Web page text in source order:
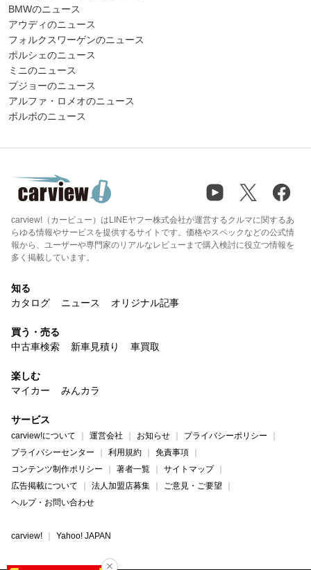
BMWのニュース
アウディのニュース
フォルクスワーゲンのニュース
ポルシェのニュース
ミニのニュース
プジョーのニュース
アルファ・ロメオのニュース
ボルボのニュース
carview!（カービュー）はLINEヤフー株式会社が運営するクルマに関するあ
らゆる情報やサービスを提供するサイトです。価格やスペックなどの公式情
報から、ユーザーや専門家のリアルなレビューまで購入検討に役立つ情報を
多く掲載しています。
知る
カタログ
ニュース オリジナル記事
買う・売る
中古車検索
新車見積り 車買取
楽しむ
マイカー
みんカラ
サービス
carview!について 運営会社 お知らせ
プライバシーポリシー
プライバシーセンター
利用規約
免責事項
コンテンツ制作ポリシー
著者一覧
サイトマップ
広告掲載について
法人加盟店募集
ご意見・ご要望
ヘルプ・お問い合わせ
carview! Yahoo! JAPAN